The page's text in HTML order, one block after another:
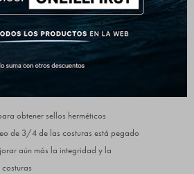
de alto rendimiento con una piel
resiste tirones y desgarros del
150%
obtener sellos herméticos
de 3/4 de las costuras está pegado
aún más la integridad y la